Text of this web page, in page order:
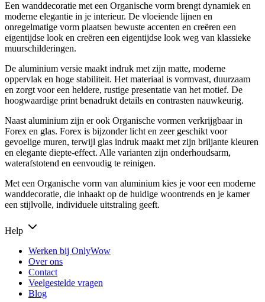
Een wanddecoratie met een Organische vorm brengt dynamiek en
moderne elegantie in je interieur. De vloeiende lijnen en
onregelmatige vorm plaatsen bewuste accenten en creëren een
eigentijdse look en creëren een eigentijdse look weg van klassieke
muurschilderingen.
De aluminium versie maakt indruk met zijn matte, moderne
oppervlak en hoge stabiliteit. Het materiaal is vormvast, duurzaam
en zorgt voor een heldere, rustige presentatie van het motief. De
hoogwaardige print benadrukt details en contrasten nauwkeurig.
Naast aluminium zijn er ook Organische vormen verkrijgbaar in
Forex en glas. Forex is bijzonder licht en zeer geschikt voor
gevoelige muren, terwijl glas indruk maakt met zijn briljante kleuren
en elegante diepte-effect. Alle varianten zijn onderhoudsarm,
waterafstotend en eenvoudig te reinigen.
Met een Organische vorm van aluminium kies je voor een moderne
wanddecoratie, die inhaakt op de huidige woontrends en je kamer
een stijlvolle, individuele uitstraling geeft.
Help
Werken bij OnlyWow
Over ons
Contact
Veelgestelde vragen
Blog